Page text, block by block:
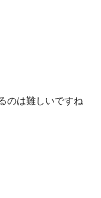
のは難しいですね